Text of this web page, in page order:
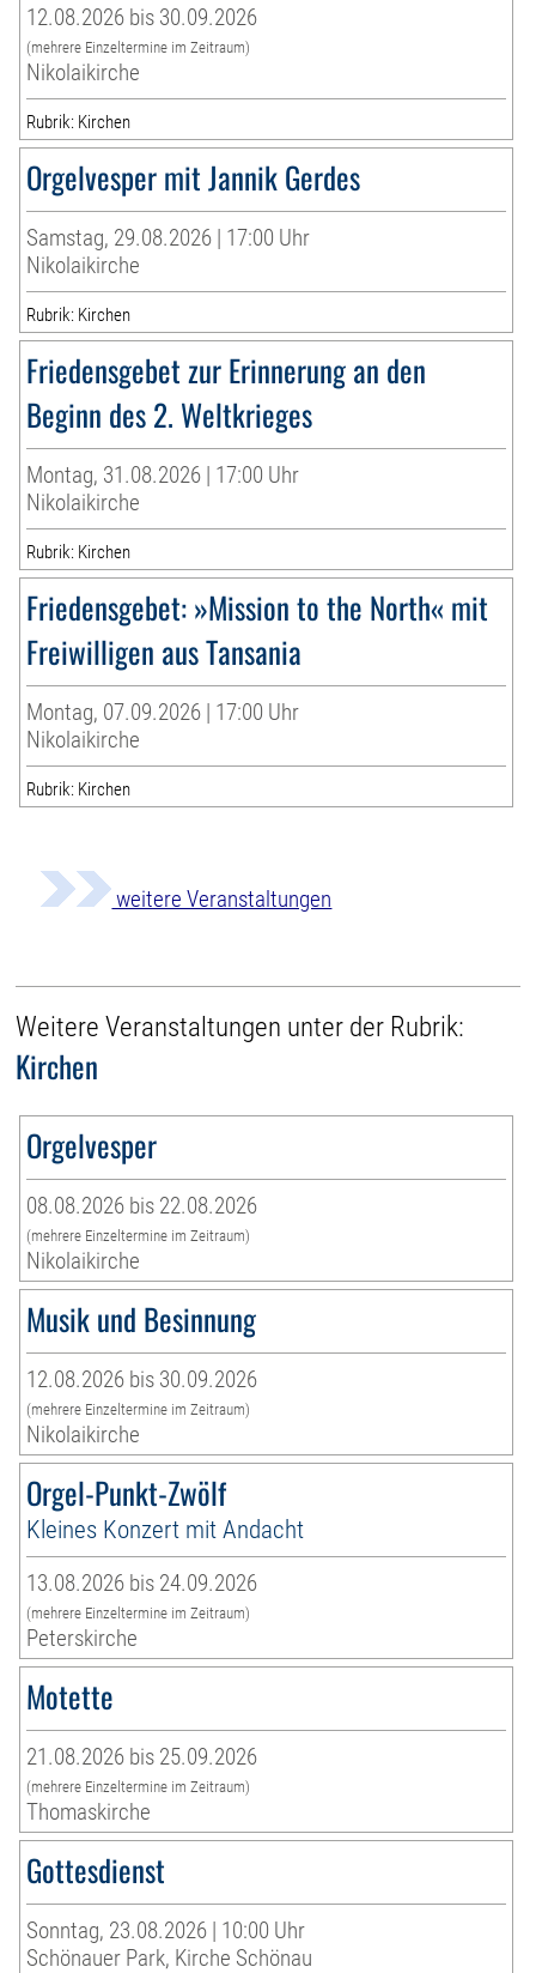
12.08.2026 bis 30.09.2026
(mehrere Einzeltermine im Zeitraum)
Nikolaikirche
Rubrik: Kirchen
Orgelvesper mit Jannik Gerdes
Samstag, 29.08.2026 | 17:00 Uhr
Nikolaikirche
Rubrik: Kirchen
Friedensgebet zur Erinnerung an den
Beginn des 2. Weltkrieges
Montag, 31.08.2026 | 17:00 Uhr
Nikolaikirche
Rubrik: Kirchen
Friedensgebet: »Mission to the North« mit
Freiwilligen aus Tansania
Montag, 07.09.2026 | 17:00 Uhr
Nikolaikirche
Rubrik: Kirchen
weitere Veranstaltungen
Weitere Veranstaltungen unter der Rubrik:
Kirchen
Orgelvesper
08.08.2026 bis 22.08.2026
(mehrere Einzeltermine im Zeitraum)
Nikolaikirche
Musik und Besinnung
12.08.2026 bis 30.09.2026
(mehrere Einzeltermine im Zeitraum)
Nikolaikirche
Orgel-Punkt-Zwölf
Kleines Konzert mit Andacht
13.08.2026 bis 24.09.2026
(mehrere Einzeltermine im Zeitraum)
Peterskirche
Motette
21.08.2026 bis 25.09.2026
(mehrere Einzeltermine im Zeitraum)
Thomaskirche
Gottesdienst
Sonntag, 23.08.2026 | 10:00 Uhr
Schönauer Park, Kirche Schönau